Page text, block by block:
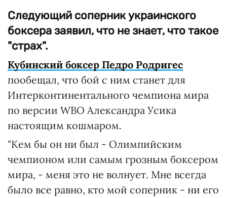
Следующий соперник украинского
боксера заявил, что не знает, что такое
"страх".
Кубинский боксер Педро Родригес
пообещал, что бой с ним станет для
Интерконтинентального чемпиона мира
по версии WBO Александра Усика
настоящим кошмаром.
"Кем бы он ни был - Олимпийским
чемпионом или самым грозным боксером
мира, - меня это не волнует. Мне всегда
было все равно, кто мой соперник - ни его